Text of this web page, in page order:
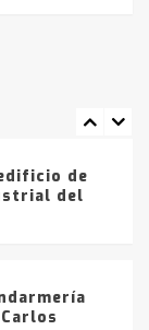
en la
de
del